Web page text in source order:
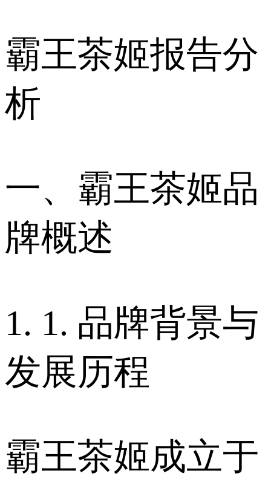
霸王茶姬报告分
析
一、霸王茶姬品
牌概述
1. 1. 品牌背景与
发展历程
霸王茶姬成立于